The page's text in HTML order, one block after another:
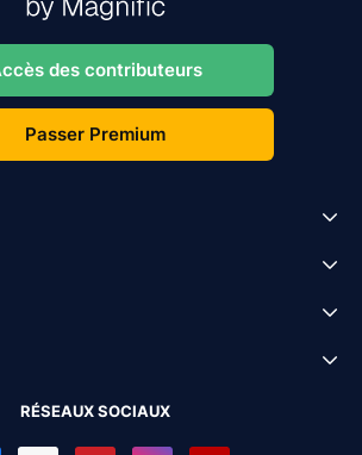
des contributeurs
Passer Premium
RÉSEAUX SOCIAUX